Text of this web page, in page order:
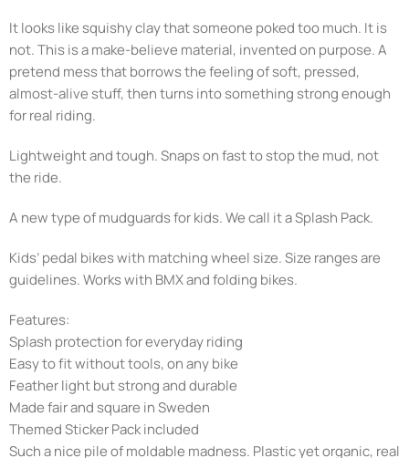
It looks like squishy clay that someone poked too much. It is
not. This is a make-believe material, invented on purpose. A
pretend mess that borrows the feeling of soft, pressed,
almost-alive stuff, then turns into something strong enough
for real riding.
Lightweight and tough. Snaps on fast to stop the mud, not
the ride.
A new type of mudguards for kids. We call it a Splash Pack.
Kids’ pedal bikes with matching wheel size. Size ranges are
guidelines. Works with BMX and folding bikes.
Features:
Splash protection for everyday riding
Easy to fit without tools, on any bike
Feather light but strong and durable
Made fair and square in Sweden
Themed Sticker Pack included
Such a nice pile of moldable madness. Plastic yet organic, real